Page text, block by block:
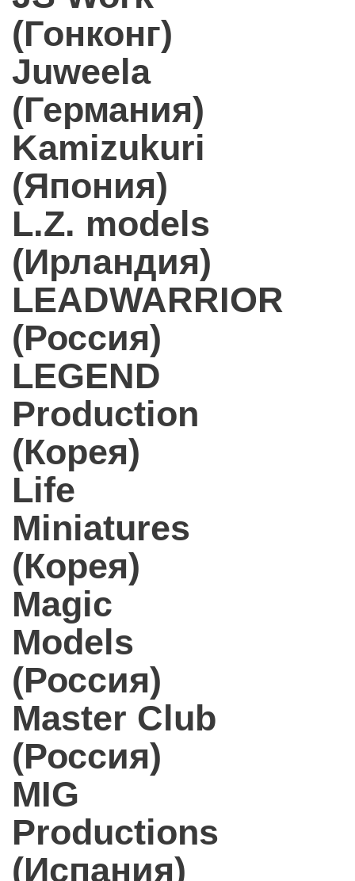
(Гонконг)
Juweela
(Германия)
Kamizukuri
(Япония)
L.Z. models
(Ирландия)
LEADWARRIOR
(Россия)
LEGEND
Production
(Корея)
Life
Miniatures
(Корея)
Magic
Models
(Россия)
Master Club
(Россия)
MIG
Productions
(Испания)